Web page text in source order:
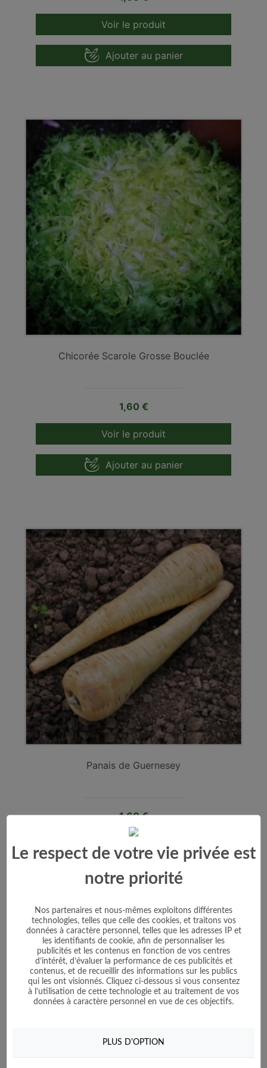
Voir le produit
Ajouter au panier
Chicorée Scarole Grosse Bouclée
Prix
1,60 €
Voir le produit
Ajouter au panier
Panais de Guernesey
Prix
1,60 €
Ajouter au panier
Le respect de votre vie privée est
notre priorité
Nos partenaires et nous-mêmes exploitons différentes
technologies, telles que celle des cookies, et traitons vos
données à caractère personnel, telles que les adresses IP et
les identifiants de cookie, afin de personnaliser les
publicités et les contenus en fonction de vos centres
d’intérêt, d’évaluer la performance de ces publicités et
contenus, et de recueillir des informations sur les publics
qui les ont visionnés. Cliquez ci-dessous si vous consentez
à l’utilisation de cette technologie et au traitement de vos
données à caractère personnel en vue de ces objectifs.
PLUS D'OPTION